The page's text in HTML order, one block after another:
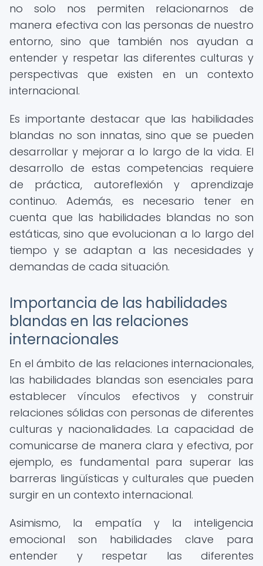
no solo nos permiten relacionarnos de
manera efectiva con las personas de nuestro
entorno, sino que también nos ayudan a
entender y respetar las diferentes culturas y
perspectivas que existen en un contexto
internacional.
Es importante destacar que las habilidades
blandas no son innatas, sino que se pueden
desarrollar y mejorar a lo largo de la vida. El
desarrollo de estas competencias requiere
de práctica, autoreflexión y aprendizaje
continuo. Además, es necesario tener en
cuenta que las habilidades blandas no son
estáticas, sino que evolucionan a lo largo del
tiempo y se adaptan a las necesidades y
demandas de cada situación.
Importancia de las habilidades
blandas en las relaciones
internacionales
En el ámbito de las relaciones internacionales,
las habilidades blandas son esenciales para
establecer vínculos efectivos y construir
relaciones sólidas con personas de diferentes
culturas y nacionalidades. La capacidad de
comunicarse de manera clara y efectiva, por
ejemplo, es fundamental para superar las
barreras lingüísticas y culturales que pueden
surgir en un contexto internacional.
Asimismo, la empatía y la inteligencia
emocional son habilidades clave para
entender y respetar las diferentes